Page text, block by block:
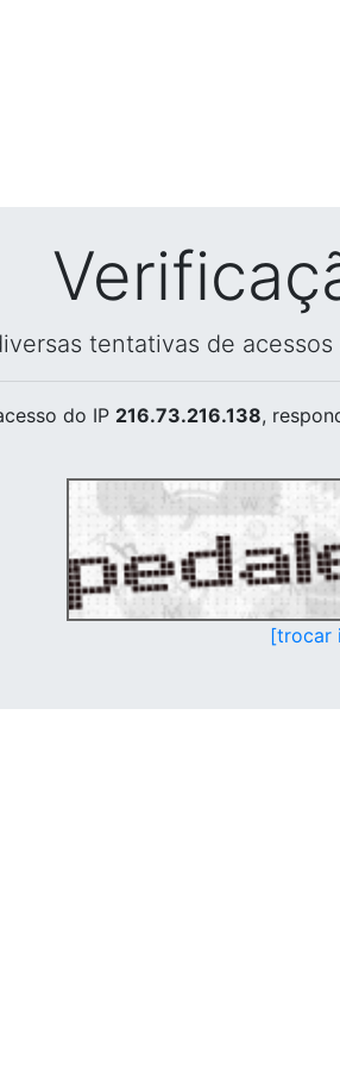
tentativas de
do IP 216.73.216.138,
[trocar